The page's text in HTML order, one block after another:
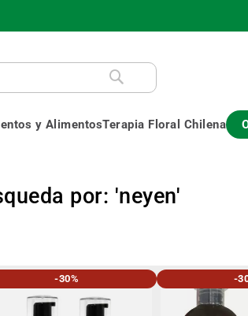
y AlimentosTerapia Floral Chilena
por: 'neyen'
-30% -